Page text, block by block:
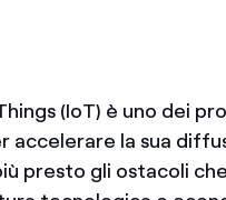
(IoT) è uno dei
accelerare la sua
presto gli ostacoli